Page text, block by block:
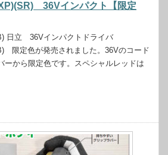
36Vインパクト【限定
日立 36Vインパクトドライバ
限定色が発売されました。36Vのコード
ーから限定色です。スペシャルレッドは